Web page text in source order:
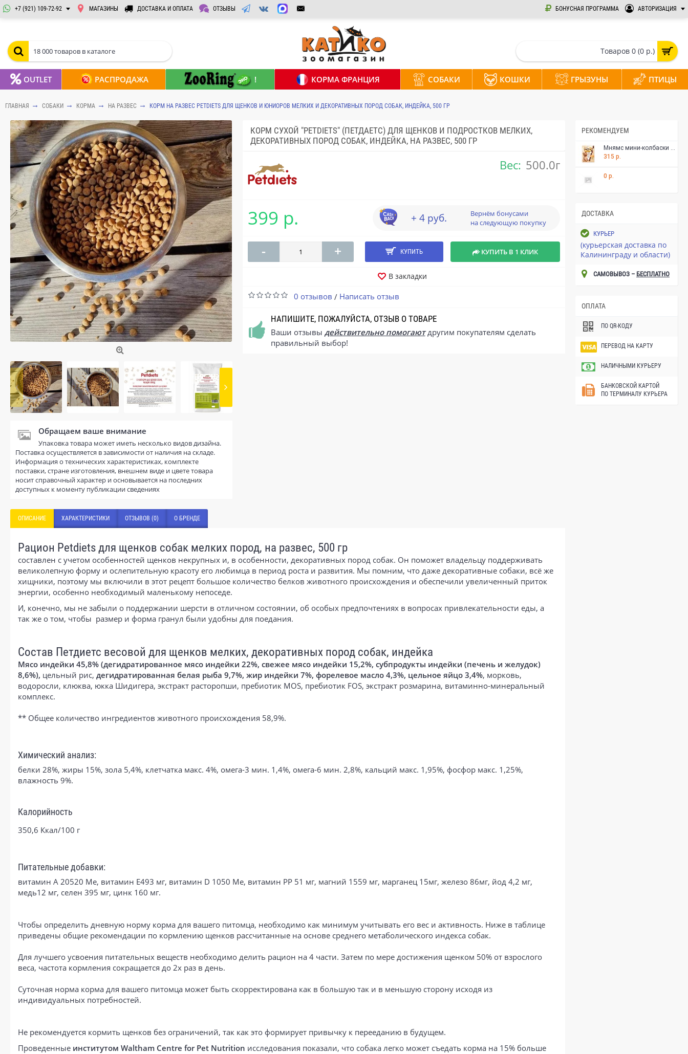
+7 (921) 109-72-92 МАГАЗИНЫ ДОСТАВКА И ОПЛАТА ОТЗЫВЫ БОНУСНАЯ ПРОГРАММА АВТОРИЗАЦИЯ
Товаров 0 (0 р.)
OUTLET РАСПРОДАЖА ! КОРМА ФРАНЦИЯ СОБАКИ КОШКИ ГРЫЗУНЫ ПТИЦЫ
ГЛАВНАЯ СОБАКИ КОРМА НА РАЗВЕС КОРМ НА РАЗВЕС PETDIETS ДЛЯ ЩЕНКОВ И ЮНИОРОВ МЕЛКИХ И ДЕКОРАТИВНЫХ ПОРОД СОБАК, ИНДЕЙКА, 500 ГР
РЕКОМЕНДУЕМ
Мнямс мини-колбаски с курицей для собак мелких пород 75 г
315 р.
0 р.
ДОСТАВКА
КУРЬЕР
(курьерская доставка по
Калининграду и области)
САМОВЫВОЗ – БЕСПЛАТНО
ОПЛАТА
ПО QR-КОДУ
ПЕРЕВОД НА КАРТУ
НАЛИЧНЫМИ КУРЬЕРУ
БАНКОВСКОЙ КАРТОЙ
ПО ТЕРМИНАЛУ КУРЬЕРА
Обращаем ваше внимание
Упаковка товара может иметь несколько видов дизайна.
Поставка осуществляется в зависимости от наличия на складе.
Информация о технических характеристиках, комплекте
поставки, стране изготовления, внешнем виде и цвете товара
носит справочный характер и основывается на последних
доступных к моменту публикации сведениях
КОРМ СУХОЙ "PETDIETS" (ПЕТДАЕТС) ДЛЯ ЩЕНКОВ И ПОДРОСТКОВ МЕЛКИХ,
ДЕКОРАТИВНЫХ ПОРОД СОБАК, ИНДЕЙКА, НА РАЗВЕС, 500 ГР
Вес: 500.0г
399 р. + 4 руб.
Вернём бонусами
на следующую покупку
- + КУПИТЬ КУПИТЬ В 1 КЛИК
В закладки
0 отзывов / Написать отзыв
НАПИШИТЕ, ПОЖАЛУЙСТА, ОТЗЫВ О ТОВАРЕ
Ваши отзывы действительно помогаютдругим покупателям сделать
правильный выбор!
ОПИСАНИЕ ХАРАКТЕРИСТИКИ ОТЗЫВОВ (0) О БРЕНДЕ
Рацион Petdiets для щенков собак мелких пород, на развес, 500 гр
составлен с учетом особенностей щенков некрупных и, в особенности, декоративных пород собак. Он поможет владельцу поддерживать
великолепную форму и ослепительную красоту его любимца в период роста и развития. Мы помним, что даже декоративные собаки, всё же
хищники, поэтому мы включили в этот рецепт большое количество белков животного происхождения и обеспечили увеличенный приток
энергии, особенно необходимый маленькому непоседе.
И, конечно, мы не забыли о поддержании шерсти в отличном состоянии, об особых предпочтениях в вопросах привлекательности еды, а
так же о том, чтобы размер и форма гранул были удобны для поедания.
Состав Петдиетс весовой для щенков мелких, декоративных пород собак, индейка
Мясо индейки 45,8% (дегидратированное мясо индейки 22%, свежее мясо индейки 15,2%, субпродукты индейки (печень и желудок)
8,6%), цельный рис, дегидратированная белая рыба 9,7%, жир индейки 7%, форелевое масло 4,3%, цельное яйцо 3,4%, морковь,
водоросли, клюква, юкка Шидигера, экстракт расторопши, пребиотик MOS, пребиотик FOS, экстракт розмарина, витаминно-минеральный
комплекс.
** Общее количество ингредиентов животного происхождения 58,9%.
Химический анализ:
белки 28%, жиры 15%, зола 5,4%, клетчатка макс. 4%, омега-3 мин. 1,4%, омега-6 мин. 2,8%, кальций макс. 1,95%, фосфор макс. 1,25%,
влажность 9%.
Калорийность
350,6 Ккал/100 г
Питательные добавки:
витамин А 20520 Ме, витамин Е493 мг, витамин D 1050 Ме, витамин РР 51 мг, магний 1559 мг, марганец 15мг, железо 86мг, йод 4,2 мг,
медь12 мг, селен 395 мг, цинк 160 мг.
Чтобы определить дневную норму корма для вашего питомца, необходимо как минимум учитывать его вес и активность. Ниже в таблице
приведены общие рекомендации по кормлению щенков рассчитанные на основе среднего метаболического индекса собак.
Для лучшего усвоения питательных веществ необходимо делить рацион на 4 части. Затем по мере достижения щенком 50% от взрослого
веса, частота кормления сокращается до 2х раз в день.
Суточная норма корма для вашего питомца может быть скорректирована как в большую так и в меньшую сторону исходя из
индивидуальных потребностей.
Не рекомендуется кормить щенков без ограничений, так как это формирует привычку к перееданию в будущем.
Проведенные институтом Waltham Centre for Pet Nutrition исследования показали, что собака легко может съедать корма на 15% больше